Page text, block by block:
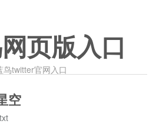
页版入口
鸟twitter官网入口
空